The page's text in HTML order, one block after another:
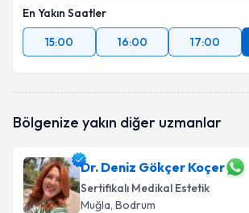
En Yakın Saatler
15:00
16:00 17:00
Bölgenize yakın diğer uzmanlar
Dr. Deniz Gökçer Koçer
Sertifikalı Medikal Estetik
Muğla, Bodrum